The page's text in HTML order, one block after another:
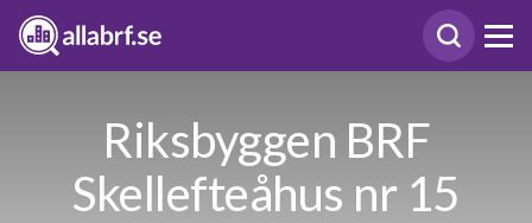
Riksbyggen BRF
Skellefteåhus nr 15